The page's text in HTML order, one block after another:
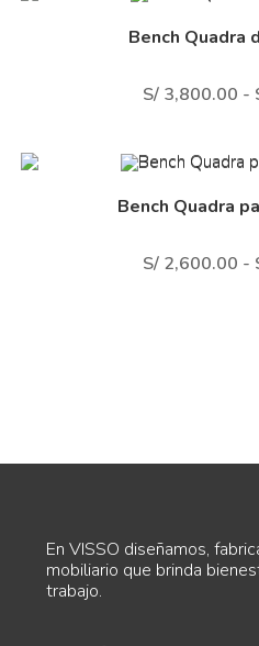
Bench Quadra
S/3,800.00 -
Bench Quadra
S/2,600.00 -
En VISSO diseñamos,
mobiliario que brinda
trabajo.